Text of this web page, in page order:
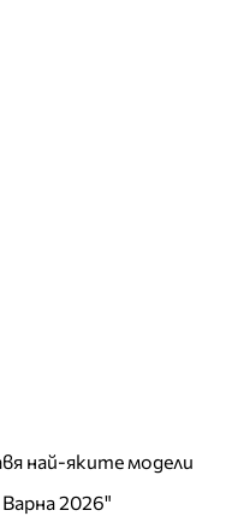
най-яките модели
2026"